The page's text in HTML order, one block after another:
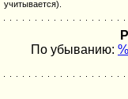
учитывается).
По убыванию: %